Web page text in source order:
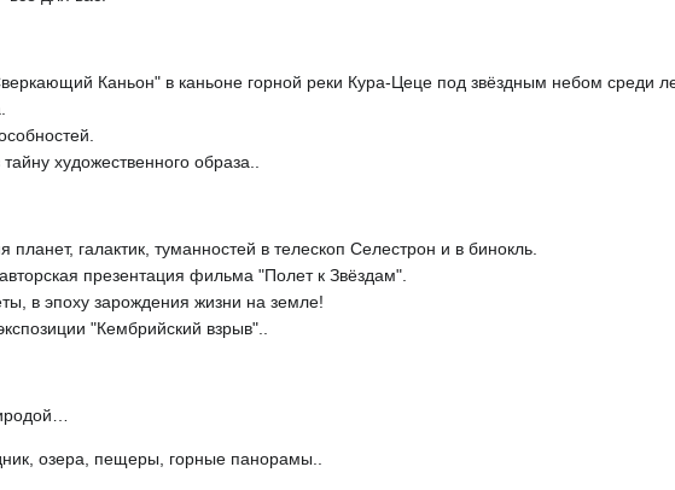
Каньон" в каньоне горной реки Кура-Цеце под звёздным небом среди
художественного образа..
галактик, туманностей в телескоп Селестрон и в бинокль.
презентация фильма "Полет к Звёздам".
в эпоху зарождения жизни на земле!
"Кембрийский взрыв"..
озера, пещеры, горные панорамы..